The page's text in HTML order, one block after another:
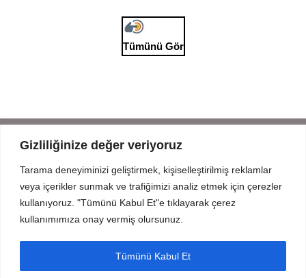
Gizliliğinize değer veriyoruz
Tarama deneyiminizi geliştirmek, kişiselleştirilmiş reklamlar
veya içerikler sunmak ve trafiğimizi analiz etmek için çerezler
kullanıyoruz. "Tümünü Kabul Et"e tıklayarak çerez
kullanımımıza onay vermiş olursunuz.
Tümünü Kabul Et
Tümünü Gör
Mahmut Şevket Paşa Cd. No 52 Beykoz Istanbul
+90 216 319 52 07
info@prodizayn.com.tr